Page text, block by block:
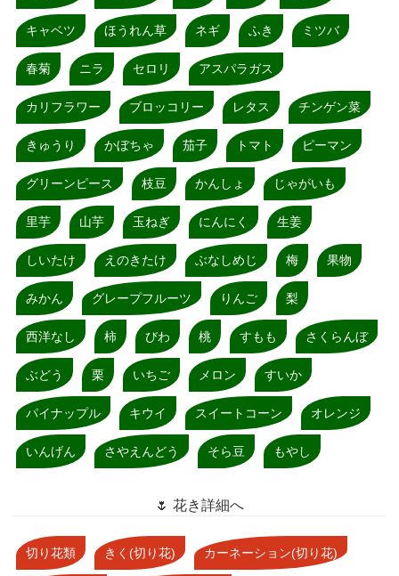
キャベツ ほうれん草 ネギ ふき ミツバ
春菊 ニラ セロリ アスパラガス
カリフラワー ブロッコリー レタス チンゲン菜
きゅうり かぼちゃ 茄子 トマト ピーマン
グリーンピース 枝豆 かんしょ じゃがいも
里芋 山芋 玉ねぎ にんにく 生姜
しいたけ えのきたけ ぶなしめじ 梅 果物
みかん グレープフルーツ りんご 梨
西洋なし 柿 びわ 桃 すもも さくらんぼ
ぶどう 栗 いちご メロン すいか
パイナップル キウイ スイートコーン オレンジ
いんげん さやえんどう そら豆 もやし
🌷 花き詳細へ
切り花類 きく(切り花) カーネーション(切り花)